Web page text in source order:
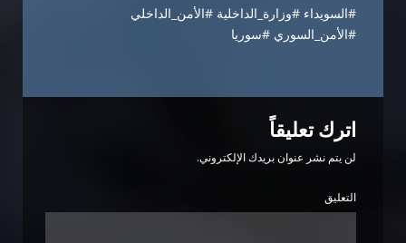
#السويداء #وزارة_الداخلية #الأمن_الداخلي
#الأمن_السوري #سوريا
اترك تعليقاً
لن يتم نشر عنوان بريدك الإلكتروني.
التعليق